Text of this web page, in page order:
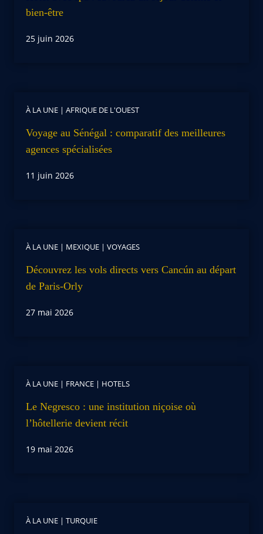
bien-être
25 juin 2026
À LA UNE | AFRIQUE DE L'OUEST
Voyage au Sénégal : comparatif des meilleures
agences spécialisées
11 juin 2026
À LA UNE | MEXIQUE | VOYAGES
Découvrez les vols directs vers Cancún au départ
de Paris-Orly
27 mai 2026
À LA UNE | FRANCE | HOTELS
Le Negresco : une institution niçoise où
l’hôtellerie devient récit
19 mai 2026
À LA UNE | TURQUIE